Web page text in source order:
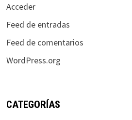
Acceder
Feed de entradas
Feed de comentarios
WordPress.org
CATEGORÍAS